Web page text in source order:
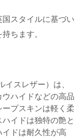
スタイルに基づい
ちます。
スレザー）は、
ハイドなどの高品
プスキンは軽く柔
イドは独特の艶と
ドは耐久性が高